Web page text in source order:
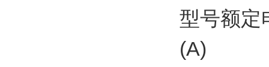
型号额定
(A)